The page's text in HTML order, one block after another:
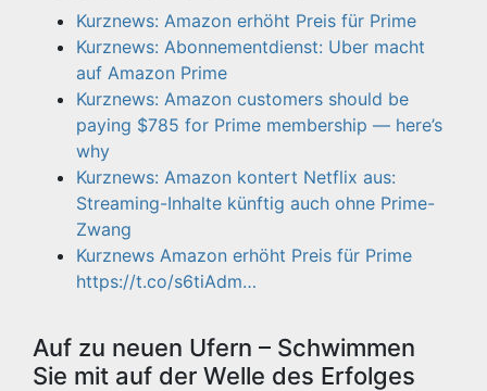
Kurznews: Amazon erhöht Preis für Prime
Kurznews: Abonnementdienst: Uber macht
auf Amazon Prime
Kurznews: Amazon customers should be
paying $785 for Prime membership — here’s
why
Kurznews: Amazon kontert Netflix aus:
Streaming-Inhalte künftig auch ohne Prime-
Zwang
Kurznews Amazon erhöht Preis für Prime
https://t.co/s6tiAdm…
Auf zu neuen Ufern – Schwimmen
Sie mit auf der Welle des Erfolges